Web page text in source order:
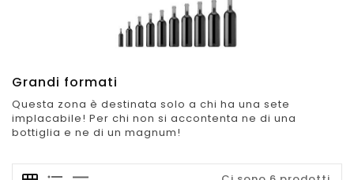
Grandi formati
Questa zona è destinata solo a chi ha una sete
implacabile! Per chi non si accontenta ne di una
bottiglia e ne di un magnum!